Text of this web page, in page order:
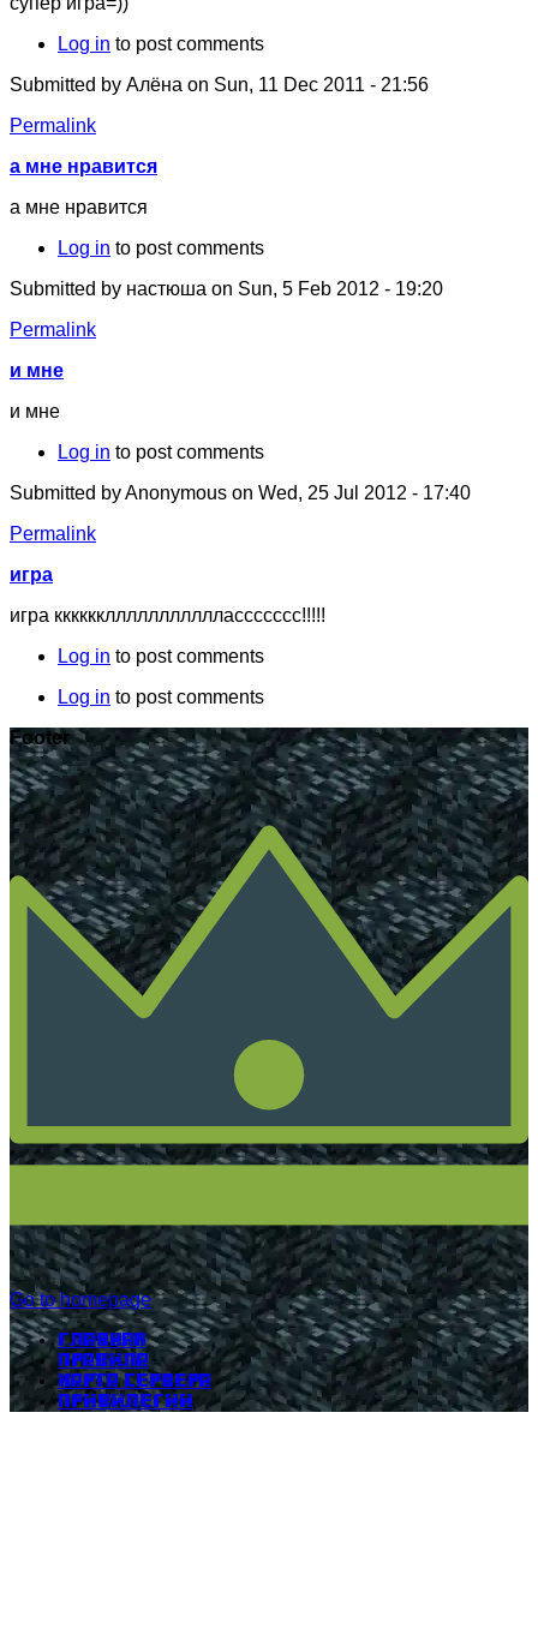
Log in to post comments
Submitted by Алёна on Sun, 11 Dec 2011 - 21:56
Permalink
а мне нравится
а мне нравится
Log in to post comments
Submitted by настюша on Sun, 5 Feb 2012 - 19:20
Permalink
и мне
и мне
Log in to post comments
Submitted byAnonymous on Wed, 25 Jul 2012 - 17:40
Permalink
игра
игра кккккклллллллллллассссссс!!!!!
Log in to post comments
Log in to post comments
Footer
Go to homepage
Главная
Правила
Карта сервера
Привилегии